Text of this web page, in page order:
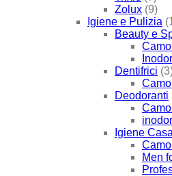
Zolux (9)
Igiene e Pulizia
Beauty e
Dentifrici
Deodoranti
Igiene Casa
Men